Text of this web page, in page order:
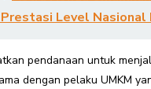
Level Nasional
pendanaan untuk
dengan pelaku UMKM